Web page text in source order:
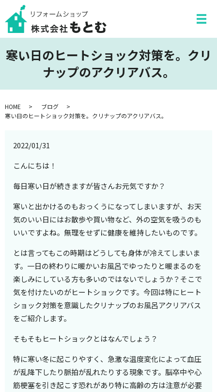
寒い日のヒートショック対策を。クリ
ナップのアクリアバス。
HOME
ブログ
寒い日のヒートショック対策を。クリナップのアクリアバス。
2022/01/31
こんにちは！
毎日寒い日が続きますが皆さんお元気ですか？
寒いと出かけるのもおっくうになってしまいますが、お天
気のいい日にはお散歩や買い物など、外の空気を吸うのも
いいですよね。無理をせずに健康を維持したいものです。
とは言ってもこの時期はどうしても身体が冷えてしまいま
す。一日の終わりに暖かいお風呂でゆったりと暖まるのを
楽しみにしている方も多いのではないでしょうか？そこで
気を付けたいのがヒートショックです。今回は特にヒート
ショック対策を意識したクリナップのお風呂アクリアバス
をご紹介します。
そもそもヒートショックとはなんでしょう？
特に寒い冬に起こりやすく、急激な温度変化によって血圧
が乱降下したり脈拍が乱れたりする現象です。脳卒中や心
筋梗塞を引き起こす恐れがあり特に高齢の方は注意が必要